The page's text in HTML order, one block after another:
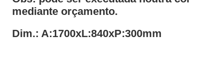
mediante orçamento.
Dim.: A:1700xL:840xP:300mm